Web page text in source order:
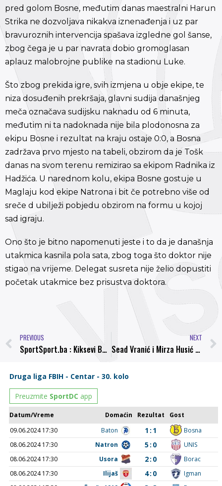
pred golom Bosne, međutim danas maestralni Harun
Strika ne dozvoljava nikakva iznenađenja i uz par
bravuroznih intervencija spašava izgledne gol šanse,
zbog čega je u par navrata dobio gromoglasan
aplauz malobrojne publike na stadionu Luke.
Što zbog prekida igre, svih izmjena u obje ekipe, te
niza dosuđenih prekršaja, glavni sudija današnjeg
meča označava sudijsku naknadu od 6 minuta,
međutim ni ta nadoknada nije bila plodonosna za
ekipu Bosne i rezultat na kraju ostaje 0:0, a Bosna
zadržava prvo mjesto na tabeli, obzirom da je Tošk
danas na svom terenu remizirao sa ekipom Radnika iz
Hadžića. U narednom kolu, ekipa Bosne gostuje u
Maglaju kod ekipe Natrona i bit če potrebno više od
sreče d ubilježi pobjedu obzirom na formu u kojoj
sad igraju.
Ono što je bitno napomenuti jeste i to da je današnja
utakmica kasnila pola sata, zbog toga što doktor nije
stigao na vrijeme. Delegat susreta nije želio dopustiti
početak utakmice bez prisustva doktora.
PREVIOUS
SportSport.ba : Kiksevi Bosne i TOŠK-a
NEXT
Sead Vranić i Mirza Husić prvi trening zakazali za četvrtak u 18.00 sati